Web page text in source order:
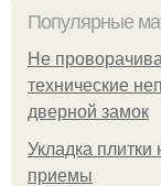
Популярные
Не
технические
дверной замок
Укладка
приемы